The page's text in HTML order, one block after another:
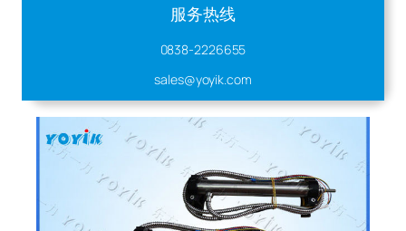
服务热线
0838-2226655
sales@yoyik.com